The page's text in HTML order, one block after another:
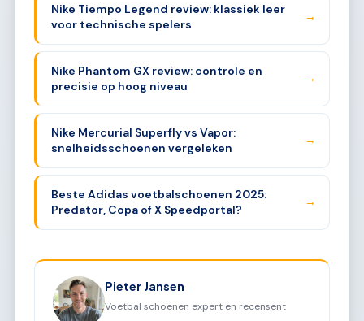
Nike Tiempo Legend review: klassiek leer
voor technische spelers
→
Nike Phantom GX review: controle en
precisie op hoog niveau
→
Nike Mercurial Superfly vs Vapor:
snelheidsschoenen vergeleken
→
Beste Adidas voetbalschoenen 2025:
Predator, Copa of X Speedportal?
→
Pieter Jansen
Voetbal schoenen expert en recensent